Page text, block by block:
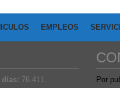
EMPLEOS
76.411
Por